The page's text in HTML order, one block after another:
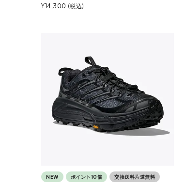
¥14,300 税込
NEW ポイント10倍 交換送料片道無料